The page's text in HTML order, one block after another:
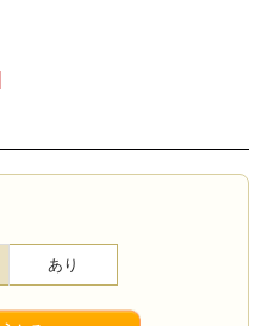
あり